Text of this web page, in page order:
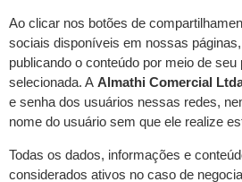
Ao clicar nos botões de
sociais disponíveis em nossas
publicando o conteúdo por meio de seu
selecionada. A Almathi Comercial
e senha dos usuários nessas redes,
nome do usuário sem que ele realize
Todas os dados, informações e
considerados ativos no caso de